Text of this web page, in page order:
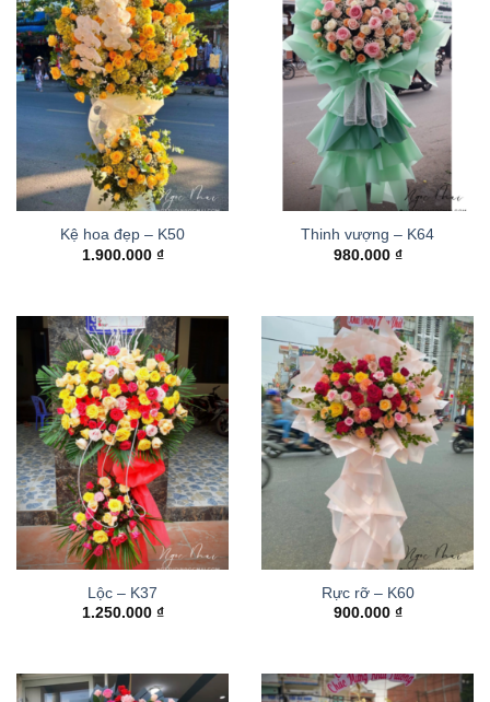
Kệ hoa đẹp – K50
1.900.000 ₫
Thinh vượng – K64
980.000 ₫
Lộc – K37
1.250.000 ₫
Rực rỡ – K60
900.000 ₫